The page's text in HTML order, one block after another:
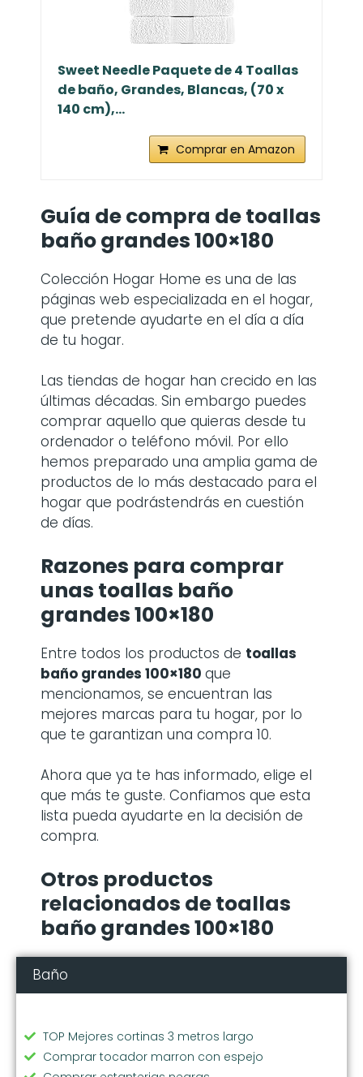
Sweet Needle Paquete de 4 Toallas
de baño, Grandes, Blancas, (70 x
140 cm),...
Comprar en Amazon
Guía de compra de toallas
baño grandes 100×180
Colección Hogar Home es una de las
páginas web especializada en el hogar,
que pretende ayudarte en el día a día
de tu hogar.
Las tiendas de hogar han crecido en las
últimas décadas. Sin embargo puedes
comprar aquello que quieras desde tu
ordenador o teléfono móvil. Por ello
hemos preparado una amplia gama de
productos de lo más destacado para el
hogar que podrástendrás en cuestión
de días.
Razones para comprar
unas toallas baño
grandes 100×180
Entre todos los productos de toallas
baño grandes 100×180 que
mencionamos, se encuentran las
mejores marcas para tu hogar, por lo
que te garantizan una compra 10.
Ahora que ya te has informado, elige el
que más te guste. Confiamos que esta
lista pueda ayudarte en la decisión de
compra.
Otros productos
relacionados de toallas
baño grandes 100×180
Baño
TOP Mejores cortinas 3 metros largo
Comprar tocador marron con espejo